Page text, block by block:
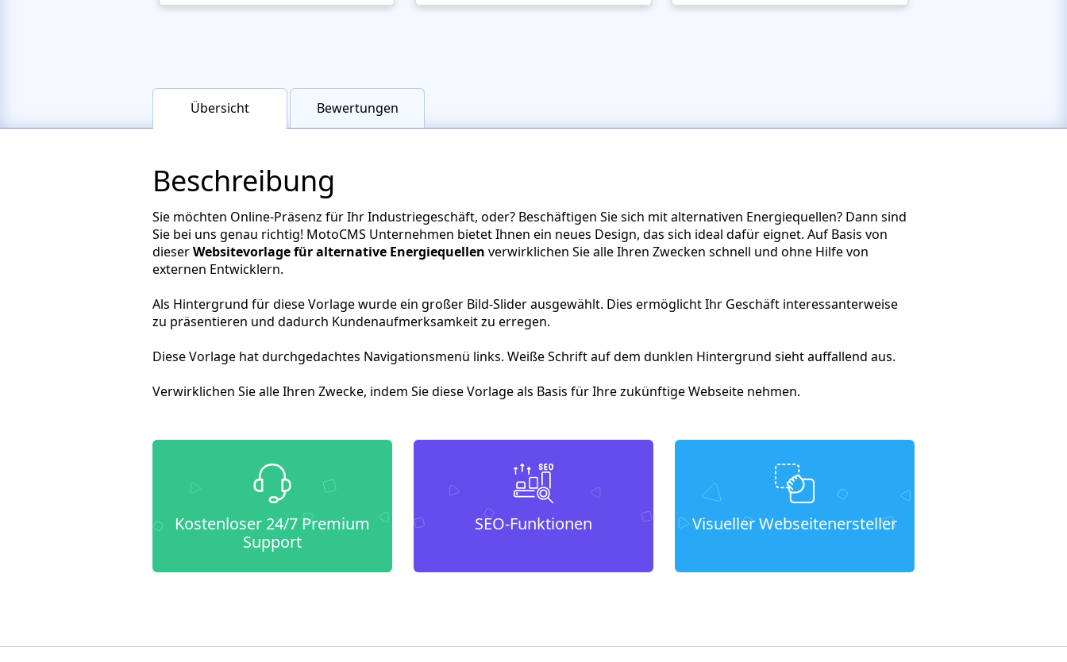
Übersicht Bewertungen
Beschreibung
Sie möchten Online-Präsenz für Ihr Industriegeschäft, oder? Beschäftigen Sie sich mit alternativen Energiequellen? Dann sind
Sie bei uns genau richtig! MotoCMS Unternehmen bietet Ihnen ein neues Design, das sich ideal dafür eignet. Auf Basis von
dieserWebsitevorlage für alternative Energiequellen verwirklichen Sie alle Ihren Zwecken schnell und ohne Hilfe von
externen Entwicklern.
Als Hintergrund für diese Vorlage wurde ein großer Bild-Slider ausgewählt. Dies ermöglicht Ihr Geschäft interessanterweise
zu präsentieren und dadurch Kundenaufmerksamkeit zu erregen.
Diese Vorlage hat durchgedachtes Navigationsmenü links. Weiße Schrift auf dem dunklen Hintergrund sieht auffallend aus.
Verwirklichen Sie alle Ihren Zwecke, indem Sie diese Vorlage als Basis für Ihre zukünftige Webseite nehmen.
Kostenloser 24/7 Premium
Support
SEO-Funktionen Visueller Webseitenersteller